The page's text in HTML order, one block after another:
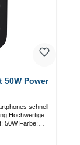
50W Power
schnell